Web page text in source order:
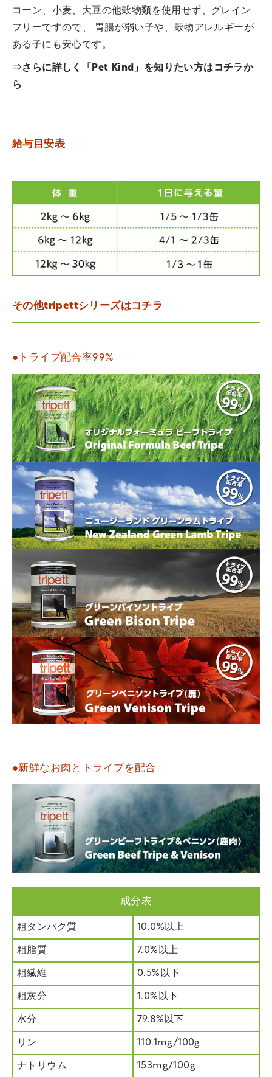
コーン、小麦、大豆の他穀物類を使用せず、グレイン
フリーですので、 胃腸が弱い子や、穀物アレルギーが
ある子にも安心です。
⇒さらに詳しく「Pet Kind」を知りたい方はコチラか
ら
給与目安表
その他tripettシリーズはコチラ
●トライプ配合率99%
●新鮮なお肉とトライプを配合
成分表
粗タンパク質 10.0%以上
粗脂質 7.0%以上
粗繊維 0.5%以下
粗灰分 1.0%以下
水分 79.8%以下
リン 110.1mg/100g
ナトリウム 153mg/100g